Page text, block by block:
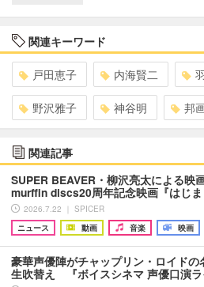
関連キーワード
戸田恵子 内海賢二
野沢雅子 神谷明 邦
関連記事
SUPER BEAVER・柳沢亮太による映
murffin discs20周年記念映画『はじ
2026.7.22 ｜ SPICER
ニュース
動画 音楽 映画
豪華声優陣がチャップリン・ロイドの
生吹替え 『ボイスシネマ 声優口演